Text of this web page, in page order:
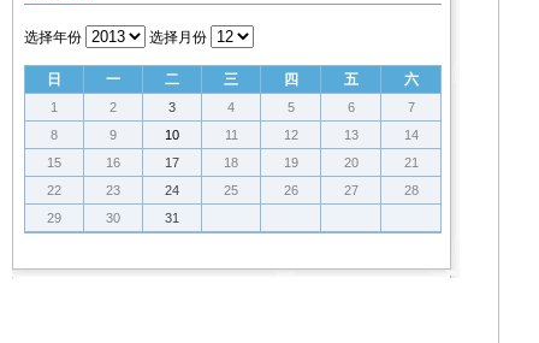
选择年份 选择月份
日 一 二 三 四 五 六
1 2 3 4 5 6
7
8
9 10 11 12 13
14
15
16 17 18 19 20
21
22
23 24 25 26 27
28
29
30 31